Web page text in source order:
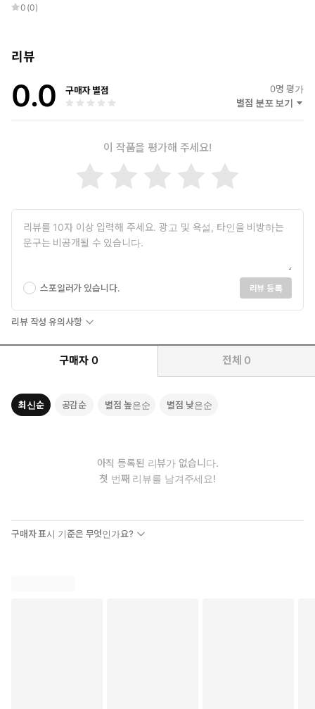
0 (0)
리뷰
0.0 구매자 별점 0명 평가
별점 분포 보기
이 작품을 평가해 주세요!
스포일러가 있습니다. 리뷰 등록
리뷰 작성 유의사항
구매자 0 전체 0
최신순 공감순 별점 높은순 별점 낮은순
아직 등록된 리뷰가 없습니다.
첫 번째 리뷰를 남겨주세요!
구매자 표시 기준은 무엇인가요?